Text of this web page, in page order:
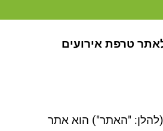
טרפת אירועים
"האתר") הוא אתר